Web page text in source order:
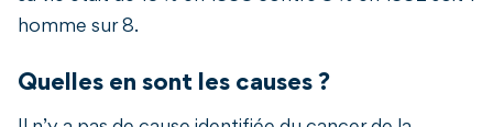
homme sur 8.
Quelles en sont les causes ?